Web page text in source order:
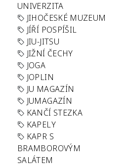
UNIVERZITA
JIHOČESKÉ MUZEUM
JÍŘÍ POSPÍŠIL
JIU-JITSU
JIŽNÍ ČECHY
JOGA
JOPLIN
JU MAGAZÍN
JUMAGAZÍN
KANČÍ STEZKA
KAPELY
KAPR S
BRAMBOROVÝM
SALÁTEM